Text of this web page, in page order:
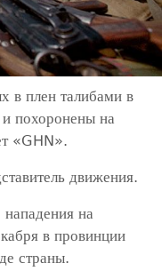
в плен талибами в
похоронены на
«GHN».
движения.
на
в провинции
страны.